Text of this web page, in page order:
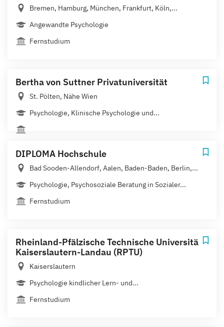
Bremen, Hamburg, München, Frankfurt, Köln,...
Angewandte Psychologie
Fernstudium
Bertha von Suttner Privatuniversität
St. Pölten, Nähe Wien
Psychologie, Klinische Psychologie und...
DIPLOMA Hochschule
Bad Sooden-Allendorf, Aalen, Baden-Baden, Berlin,...
Psychologie, Psychosoziale Beratung in Sozialer...
Fernstudium
Rheinland-Pfälzische Technische Universität
Kaiserslautern-Landau (RPTU)
Kaiserslautern
Psychologie kindlicher Lern- und...
Fernstudium